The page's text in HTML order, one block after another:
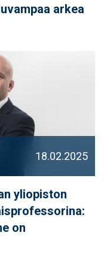
arkea
18.02.2025
yliopiston
on